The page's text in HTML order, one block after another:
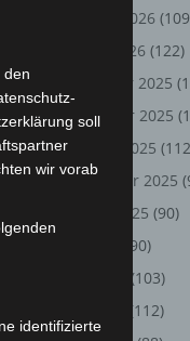
Februar 2026
Januar 2026 (122)
Dezember 2025
November 2025
Oktober 2025
September 2025
August 2025 (90)
(90)
(103)
(112)
den
soll
wir vorab
identifizierte